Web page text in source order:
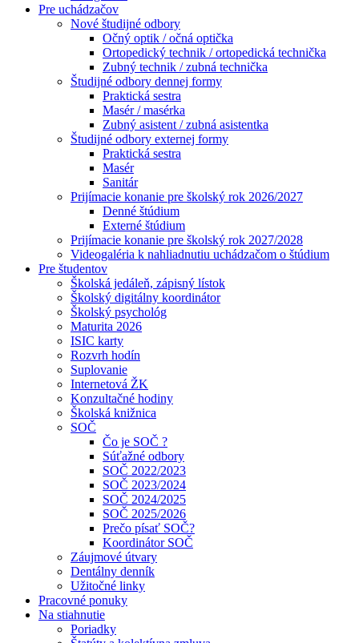
Pre uchádzačov
Nové študijné odbory
Očný optik / očná optička
Ortopedický technik / ortopedická technička
Zubný technik / zubná technička
Študijné odbory dennej formy
Praktická sestra
Masér / masérka
Zubný asistent / zubná asistentka
Študijné odbory externej formy
Praktická sestra
Masér
Sanitár
Prijímacie konanie pre školský rok 2026/2027
Denné štúdium
Externé štúdium
Prijímacie konanie pre školský rok 2027/2028
Videogaléria k nahliadnutiu uchádzačom o štúdium
Pre študentov
Školská jedáleň, zápisný lístok
Školský digitálny koordinátor
Školský psychológ
Maturita 2026
ISIC karty
Rozvrh hodín
Suplovanie
Internetová ŽK
Konzultačné hodiny
Školská knižnica
SOČ
Čo je SOČ ?
Súťažné odbory
SOČ 2022/2023
SOČ 2023/2024
SOČ 2024/2025
SOČ 2025/2026
Prečo písať SOČ?
Koordinátor SOČ
Záujmové útvary
Dentálny denník
Užitočné linky
Pracovné ponuky
Na stiahnutie
Poriadky